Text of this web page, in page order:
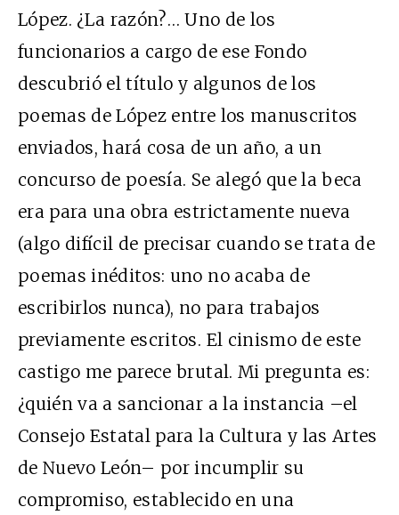
López. ¿La razón?… Uno de los
funcionarios a cargo de ese Fondo
descubrió el título y algunos de los
poemas de López entre los manuscritos
enviados, hará cosa de un año, a un
concurso de poesía. Se alegó que la beca
era para una obra estrictamente nueva
(algo difícil de precisar cuando se trata de
poemas inéditos: uno no acaba de
escribirlos nunca), no para trabajos
previamente escritos. El cinismo de este
castigo me parece brutal. Mi pregunta es:
¿quién va a sancionar a la instancia –el
Consejo Estatal para la Cultura y las Artes
de Nuevo León– por incumplir su
compromiso, establecido en una